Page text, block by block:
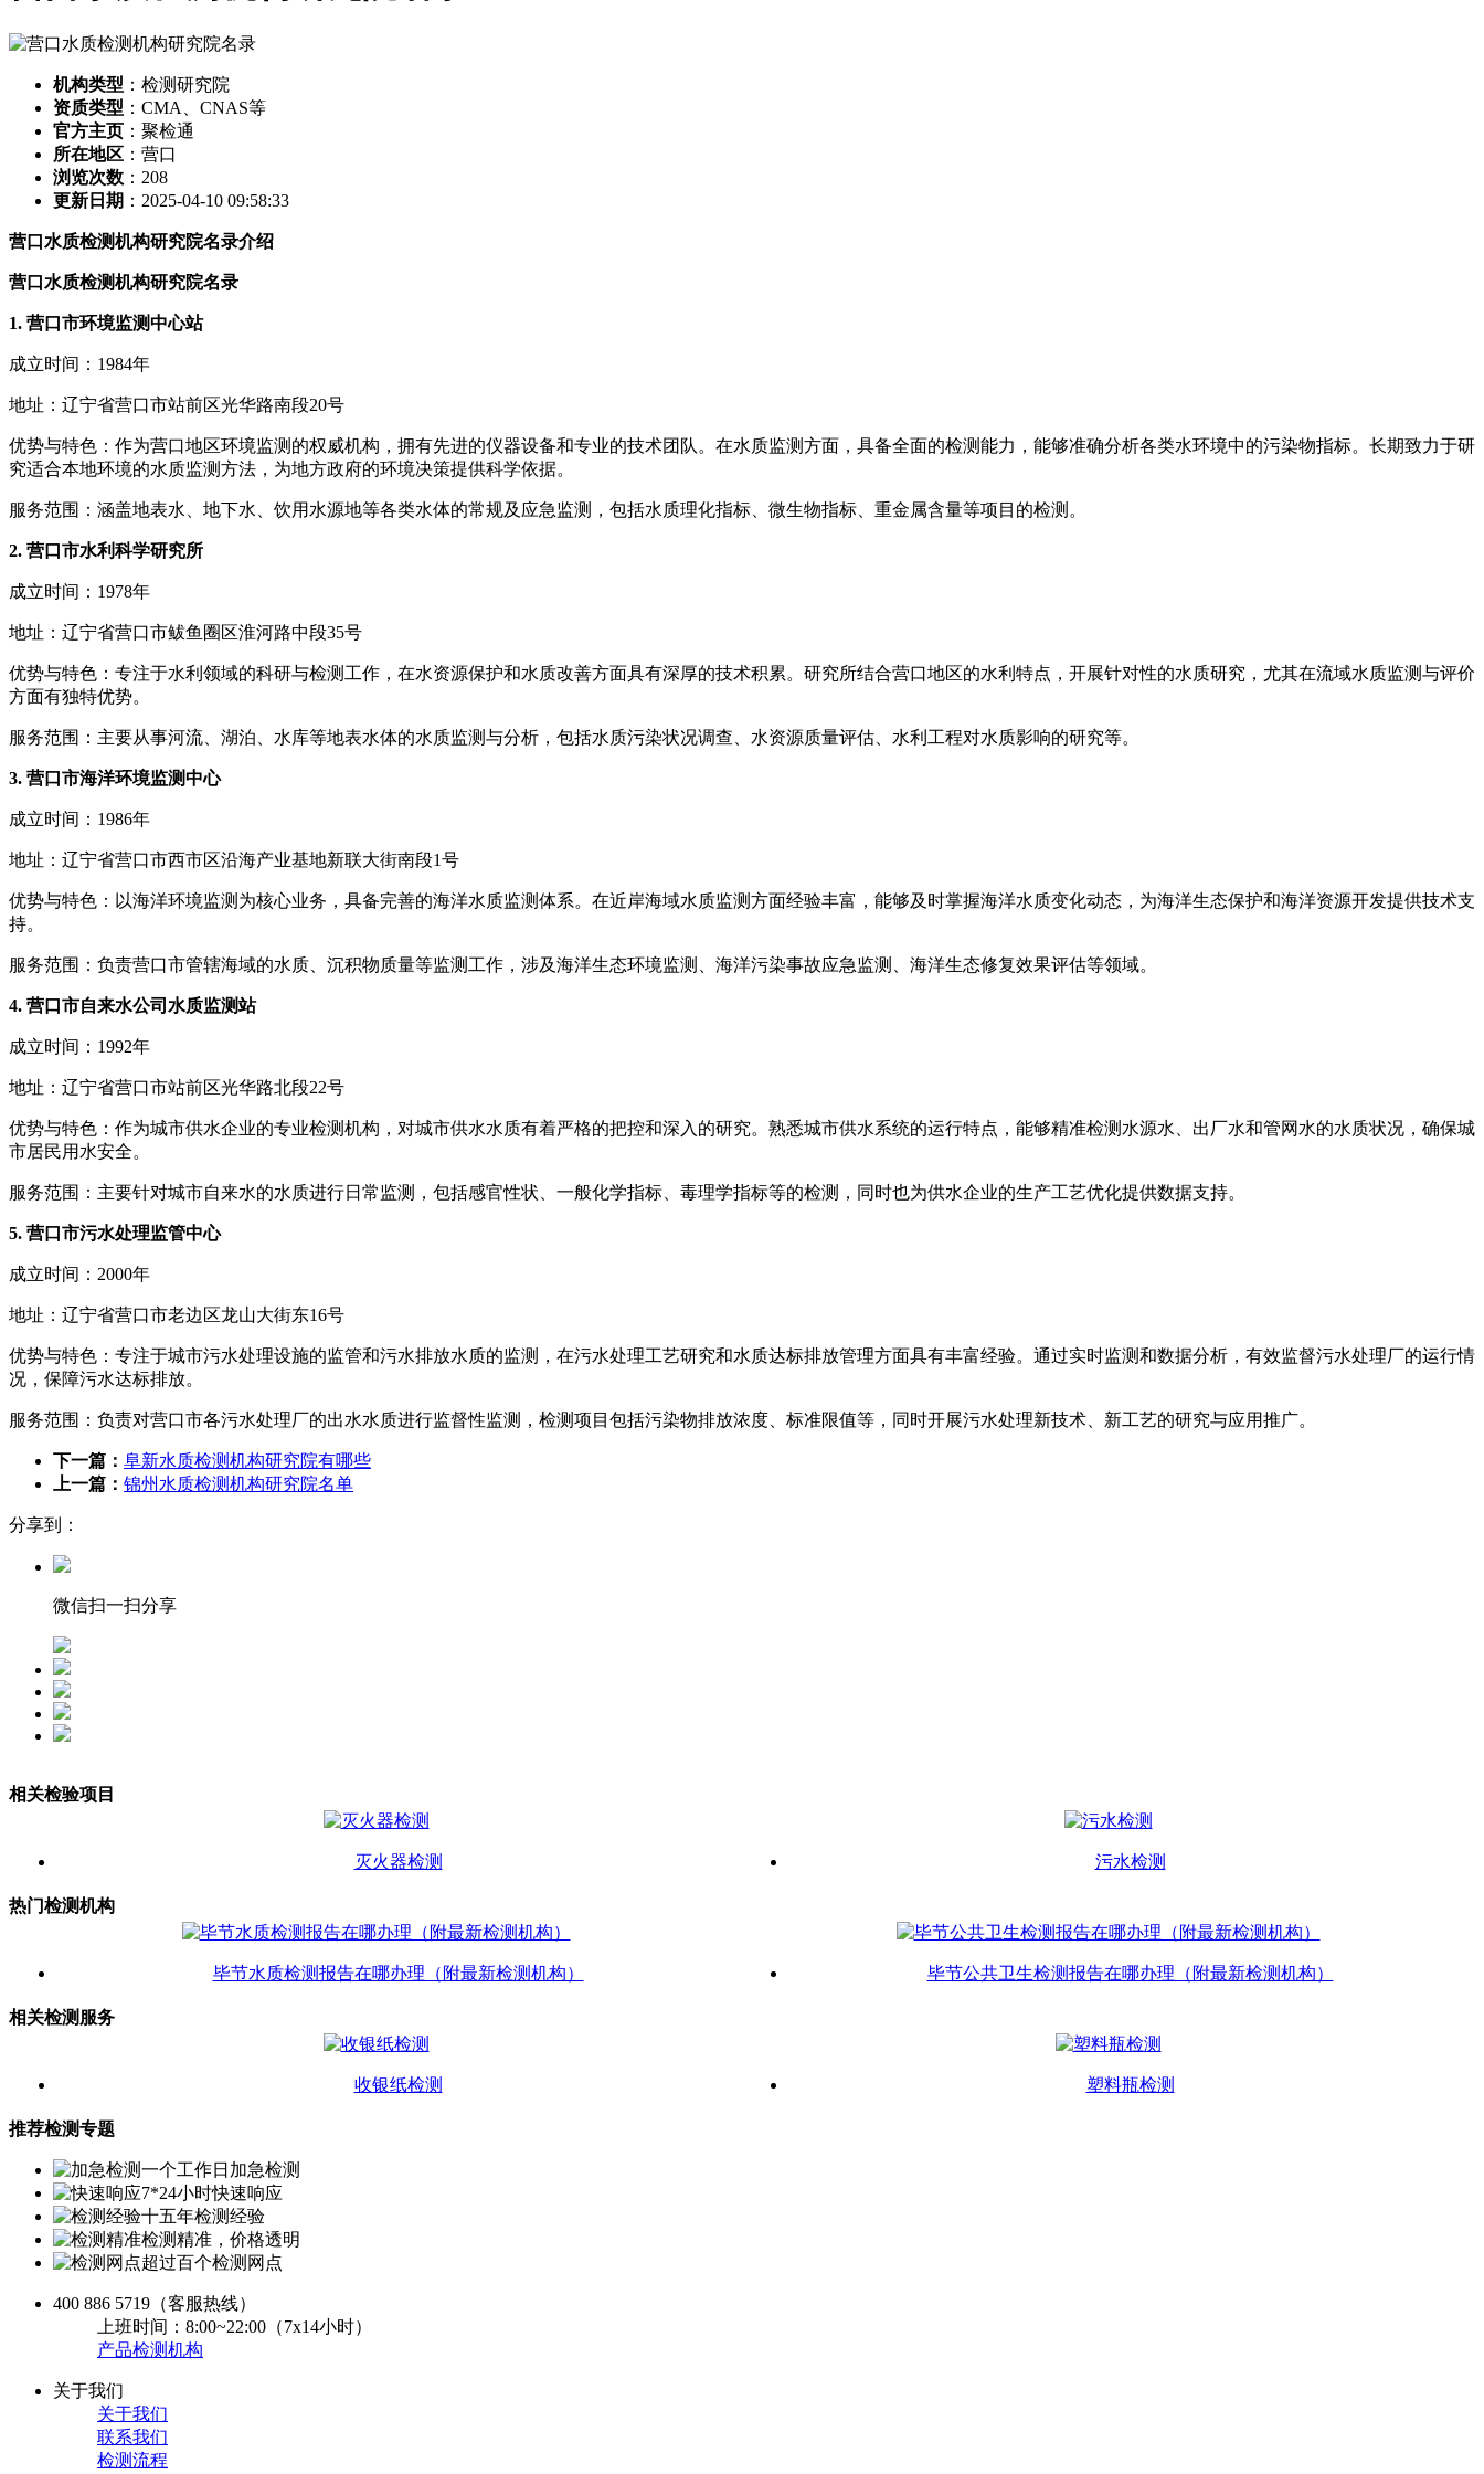
机构类型 ：检测研究院
资质类型 ：CMA、CNAS等
官方主页 ：聚检通
所在地区 ：营口
浏览次数 ： 208
更新日期 ：2025-04-10 09:58:33
营口水质检测机构研究院名录介绍
营口水质检测机构研究院名录
1. 营口市环境监测中心站
成立时间：1984年
地址：辽宁省营口市站前区光华路南段20号
优势与特色：作为营口地区环境监测的权威机构，拥有先进的仪器设备和专业的技术团队。在水质监测方面，具备全面的检测能力，能够准确分析各类水环境中的污染物指标。长期致力于研
究适合本地环境的水质监测方法，为地方政府的环境决策提供科学依据。
服务范围：涵盖地表水、地下水、饮用水源地等各类水体的常规及应急监测，包括水质理化指标、微生物指标、重金属含量等项目的检测。
2. 营口市水利科学研究所
成立时间：1978年
地址：辽宁省营口市鲅鱼圈区淮河路中段35号
优势与特色：专注于水利领域的科研与检测工作，在水资源保护和水质改善方面具有深厚的技术积累。研究所结合营口地区的水利特点，开展针对性的水质研究，尤其在流域水质监测与评价
方面有独特优势。
服务范围：主要从事河流、湖泊、水库等地表水体的水质监测与分析，包括水质污染状况调查、水资源质量评估、水利工程对水质影响的研究等。
3. 营口市海洋环境监测中心
成立时间：1986年
地址：辽宁省营口市西市区沿海产业基地新联大街南段1号
优势与特色：以海洋环境监测为核心业务，具备完善的海洋水质监测体系。在近岸海域水质监测方面经验丰富，能够及时掌握海洋水质变化动态，为海洋生态保护和海洋资源开发提供技术支
持。
服务范围：负责营口市管辖海域的水质、沉积物质量等监测工作，涉及海洋生态环境监测、海洋污染事故应急监测、海洋生态修复效果评估等领域。
4. 营口市自来水公司水质监测站
成立时间：1992年
地址：辽宁省营口市站前区光华路北段22号
优势与特色：作为城市供水企业的专业检测机构，对城市供水水质有着严格的把控和深入的研究。熟悉城市供水系统的运行特点，能够精准检测水源水、出厂水和管网水的水质状况，确保城
市居民用水安全。
服务范围：主要针对城市自来水的水质进行日常监测，包括感官性状、一般化学指标、毒理学指标等的检测，同时也为供水企业的生产工艺优化提供数据支持。
5. 营口市污水处理监管中心
成立时间：2000年
地址：辽宁省营口市老边区龙山大街东16号
优势与特色：专注于城市污水处理设施的监管和污水排放水质的监测，在污水处理工艺研究和水质达标排放管理方面具有丰富经验。通过实时监测和数据分析，有效监督污水处理厂的运行情
况，保障污水达标排放。
服务范围：负责对营口市各污水处理厂的出水水质进行监督性监测，检测项目包括污染物排放浓度、标准限值等，同时开展污水处理新技术、新工艺的研究与应用推广。
下一篇： 阜新水质检测机构研究院有哪些
上一篇： 锦州水质检测机构研究院名单
分享到：
微信扫一扫分享
相关检验项目
灭火器检测 污水检测
热门检测机构
毕节水质检测报告在哪办理（附最新检测机构） 毕节公共卫生检测报告在哪办理（附最新检测机构）
相关检测服务
收银纸检测 塑料瓶检测
推荐检测专题
一个工作日加急检测
7*24小时快速响应
十五年检测经验
检测精准，价格透明
超过百个检测网点
400 886 5719 （客服热线）
上班时间：8:00~22:00（7x14小时）
产品检测机构
关于我们
关于我们
联系我们
检测流程